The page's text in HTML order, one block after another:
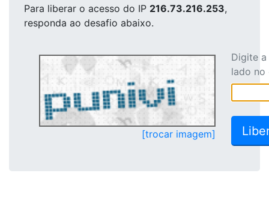
Para liberar o acesso do IP 216.73.216.253,
responda ao desafio abaixo.
[trocar imagem]
Digite
lado no